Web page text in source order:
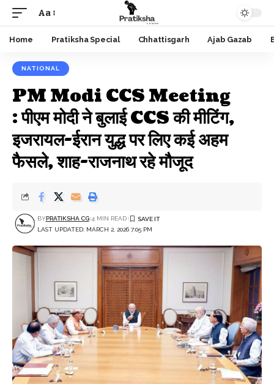
Font
Resizer
Aa
Home Pratiksha Special Chhattisgarh Ajab Gazab
NATIONAL
PM Modi CCS Meeting
: पीएम मोदी ने बुलाई CCS की मीटिंग,
इजरायल-ईरान युद्ध पर लिए कई अहम
फैसले, शाह-राजनाथ रहे मौजूद
LAST UPDATED: MARCH 2, 2026 7:05 PM
BYPRATIKSHA CG 4 MIN READ